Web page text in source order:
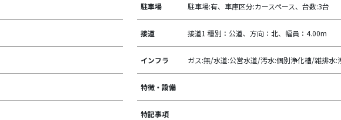
駐車場 駐車場:有、車庫区分:カースペース、台数:3台
接道 接道1 種別：公道、方向：北、幅員：4.00m
インフラ ガス:無/水道:公営水道/汚水:個別浄化槽/雑排水:
特徴・設備
特記事項